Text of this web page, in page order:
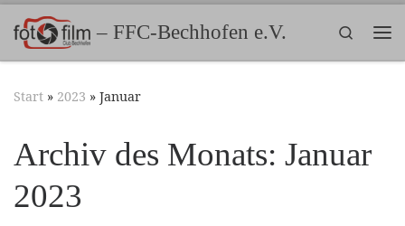
Zum Inhalt springen– FFC-Bechhofen e.V.
Search
Start » 2023 » Januar
Archiv des Monats: Januar
2023